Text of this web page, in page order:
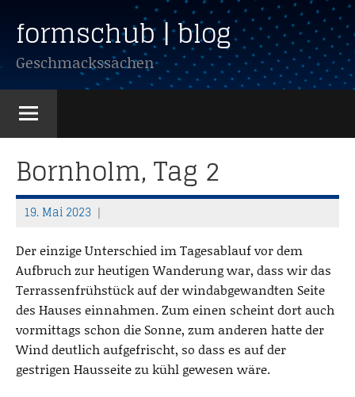
Inhalt
springen
formschub | blog
Geschmackssachen
Bornholm, Tag 2
19. Mai 2023
T
o
m
a
s
Der einzige Unterschied im Tagesablauf vor dem
Aufbruch zur heutigen Wanderung war, dass wir das
Terrassenfrühstück auf der windabgewandten Seite
des Hauses einnahmen. Zum einen scheint dort auch
vormittags schon die Sonne, zum anderen hatte der
Wind deutlich aufgefrischt, so dass es auf der
gestrigen Hausseite zu kühl gewesen wäre.